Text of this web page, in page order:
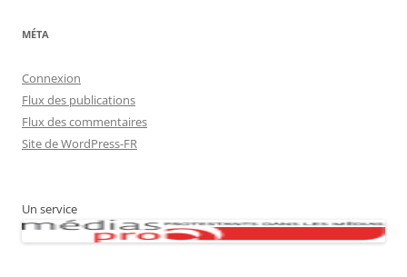
MÉTA
Connexion
Flux des publications
Flux des commentaires
Site de WordPress-FR
Un service